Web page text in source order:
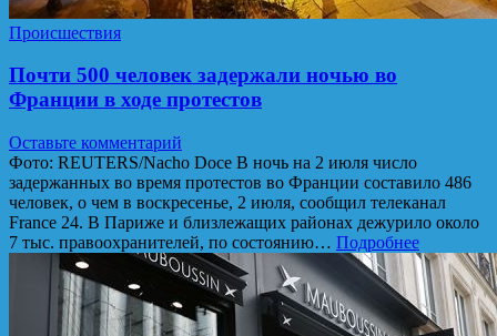
Происшествия
Почти 500 человек задержали ночью во
Франции в ходе протестов
Оставьте комментарий
Фото: REUTERS/Nacho Doce В ночь на 2 июля число
задержанных во время протестов во Франции составило 486
человек, о чем в воскресенье, 2 июля, сообщил телеканал
France 24. В Париже и близлежащих районах дежурило около
7 тыс. правоохранителей, по состоянию… Подробнее